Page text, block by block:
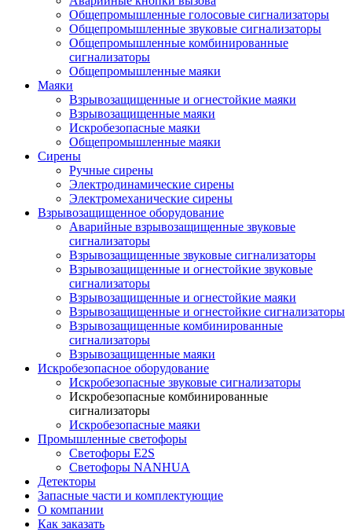
Общепромышленные голосовые сигнализаторы
Общепромышленные звуковые сигнализаторы
Общепромышленные комбинированные
сигнализаторы
Общепромышленные маяки
Маяки
Взрывозащищенные и огнестойкие маяки
Взрывозащищенные маяки
Искробезопасные маяки
Общепромышленные маяки
Сирены
Ручные сирены
Электродинамические сирены
Электромеханические сирены
Взрывозащищенное оборудование
Аварийные взрывозащищенные звуковые
сигнализаторы
Взрывозащищенные звуковые сигнализаторы
Взрывозащищенные и огнестойкие звуковые
сигнализаторы
Взрывозащищенные и огнестойкие маяки
Взрывозащищенные и огнестойкие сигнализаторы
Взрывозащищенные комбинированные
сигнализаторы
Взрывозащищенные маяки
Искробезопасное оборудование
Искробезопасные звуковые сигнализаторы
Искробезопасные комбинированные
сигнализаторы
Искробезопасные маяки
Промышленные светофоры
Светофоры E2S
Светофоры NANHUA
Детекторы
Запасные части и комплектующие
О компании
Как заказать